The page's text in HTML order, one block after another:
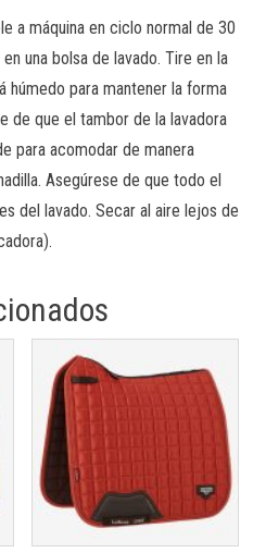
a máquina en ciclo normal de 30
una bolsa de lavado. Tire en la
para mantener la forma
de que el tambor de la lavadora
para acomodar de manera
Asegúrese de que todo el
del lavado. Secar al aire lejos de